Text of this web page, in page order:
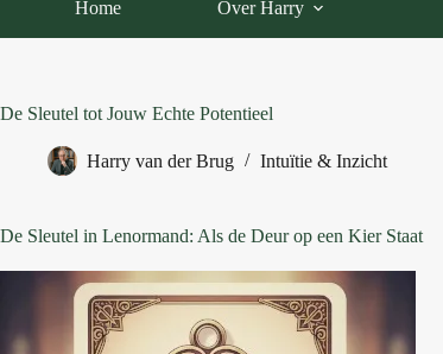
Home Over Harry
De Sleutel tot Jouw Echte Potentieel
Harry van der Brug Intuïtie & Inzicht
De Sleutel in Lenormand: Als de Deur op een Kier Staat